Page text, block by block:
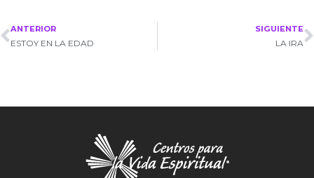
ANTERIOR
ESTOY EN LA EDAD
SIGUIENTE
LA IRA